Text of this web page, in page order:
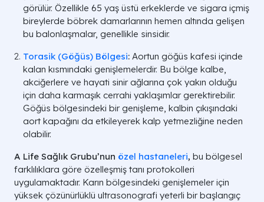
görülür. Özellikle 65 yaş üstü erkeklerde ve sigara içmiş
bireylerde böbrek damarlarının hemen altında gelişen
bu balonlaşmalar, genellikle sinsidir.
Torasik (Göğüs) Bölgesi: Aortun göğüs kafesi içinde
kalan kısmındaki genişlemelerdir. Bu bölge kalbe,
akciğerlere ve hayati sinir ağlarına çok yakın olduğu
için daha karmaşık cerrahi yaklaşımlar gerektirebilir.
Göğüs bölgesindeki bir genişleme, kalbin çıkışındaki
aort kapağını da etkileyerek kalp yetmezliğine neden
olabilir.
A Life Sağlık Grubu’nun özel hastaneleri, bu bölgesel
farklılıklara göre özelleşmiş tanı protokolleri
uygulamaktadır. Karın bölgesindeki genişlemeler için
yüksek çözünürlüklü ultrasonografi yeterli bir başlangıç